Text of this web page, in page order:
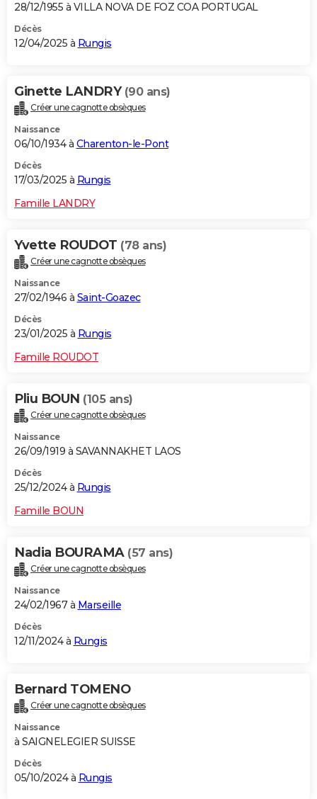
28/12/1955 à VILLA NOVA DE FOZ COA PORTUGAL
Décès
12/04/2025 à Rungis
Ginette LANDRY (90 ans)
Créer une cagnotte obsèques
Naissance
06/10/1934 à Charenton-le-Pont
Décès
17/03/2025 à Rungis
Famille LANDRY
Yvette ROUDOT (78 ans)
Créer une cagnotte obsèques
Naissance
27/02/1946 à Saint-Goazec
Décès
23/01/2025 à Rungis
Famille ROUDOT
Pliu BOUN (105 ans)
Créer une cagnotte obsèques
Naissance
26/09/1919 à SAVANNAKHET LAOS
Décès
25/12/2024 à Rungis
Famille BOUN
Nadia BOURAMA (57 ans)
Créer une cagnotte obsèques
Naissance
24/02/1967 à Marseille
Décès
12/11/2024 à Rungis
Bernard TOMENO
Créer une cagnotte obsèques
Naissance
à SAIGNELEGIER SUISSE
Décès
05/10/2024 à Rungis